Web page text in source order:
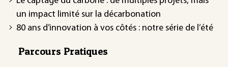
un impact limité sur la décarbonation
80 ans d’innovation à vos côtés : notre série de l’été
Parcours Pratiques